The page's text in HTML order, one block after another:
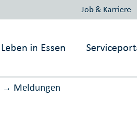
Job & Karriere
Leben in Essen
→ Meldungen